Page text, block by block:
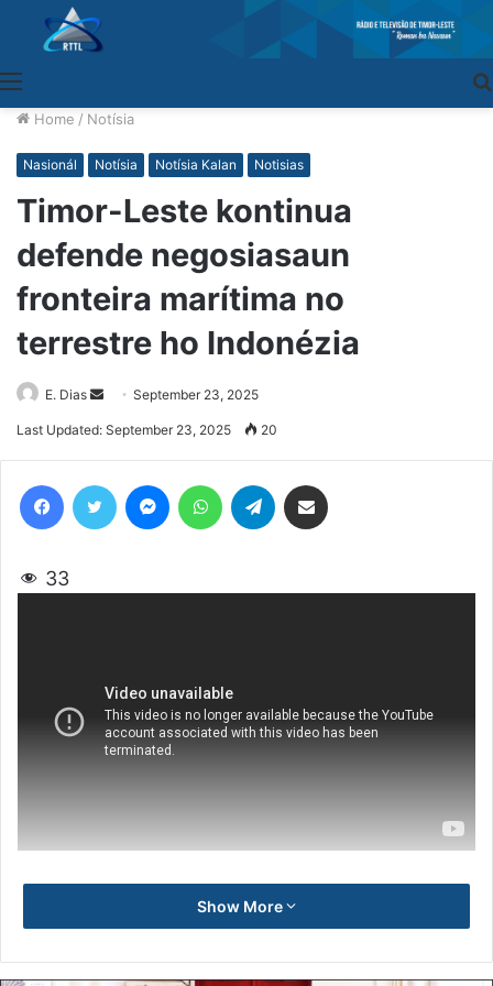
Home / Notísia
Nasionál Notísia Notísia Kalan Notisias
Timor-Leste kontinua
defende negosiasaun
fronteira marítima no
terrestre ho Indonézia
E. Dias
Send
an
September 23, 2025
Last Updated: September 23, 2025 20
33
Show More